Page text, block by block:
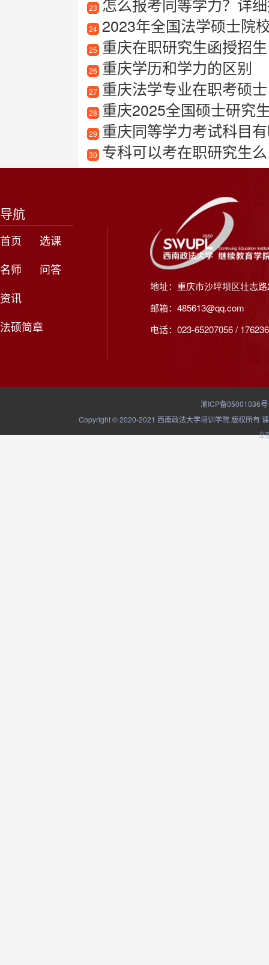
23
24 2023年全国法学硕士院校
25 重庆在职研究生函授招生
26 重庆学历和学力的区别
27 重庆法学专业在职考硕士
28 重庆2025全国硕士研究
29 重庆同等学力考试科目
30 专科可以考在职研究生么
导航
首页
选课
名师
问答
资讯
法硕简章
地址：重庆市沙坪坝区壮志
邮箱：485613@qq.com
电话：023-65207056 /
渝ICP备05001036
Copyright © 2020-2021 西南政法大学培训学院 版权所有
立